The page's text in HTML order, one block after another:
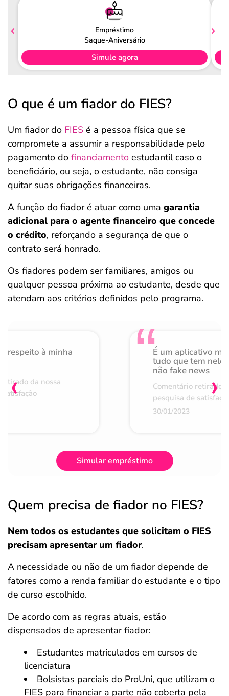
Empréstimo
Saque-Aniversário
Simule agora
O que é um fiador do FIES?
Um fiador do FIES é a pessoa física que se
compromete a assumir a responsabilidade pelo
pagamento do financiamento estudantil caso o
beneficiário, ou seja, o estudante, não consiga
quitar suas obrigações financeiras.
A função do fiador é atuar como uma garantia
adicional para o agente financeiro que concede
o crédito, reforçando a segurança de que o
contrato será honrado.
Os fiadores podem ser familiares, amigos ou
qualquer pessoa próxima ao estudante, desde que
atendam aos critérios definidos pelo programa.
respeito à minha
da nossa
É um aplicativo
tudo que tem nele
não fake news
Comentário retirado
pesquisa de
30/01/2023
‹ ›
Simular empréstimo
Quem precisa de fiador no FIES?
Nem todos os estudantes que solicitam o FIES
precisam apresentar um fiador.
A necessidade ou não de um fiador depende de
fatores como a renda familiar do estudante e o tipo
de curso escolhido.
De acordo com as regras atuais, estão
dispensados de apresentar fiador:
Estudantes matriculados em cursos de
licenciatura
Bolsistas parciais do ProUni, que utilizam o
FIES para financiar a parte não coberta pela